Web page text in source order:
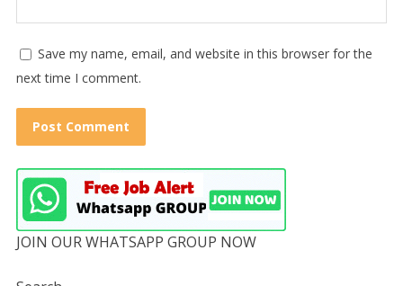
Save my name, email, and website in this browser for the
next time I comment.
JOIN OUR WHATSAPP GROUP NOW